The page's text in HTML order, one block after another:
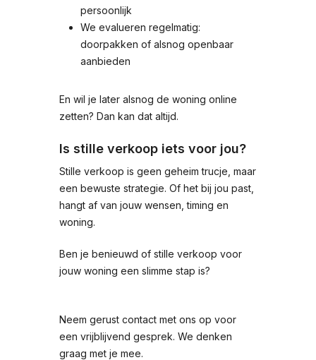
persoonlijk
We evalueren regelmatig:
doorpakken of alsnog openbaar
aanbieden
En wil je later alsnog de woning online
zetten? Dan kan dat altijd.
Is stille verkoop iets voor jou?
Stille verkoop is geen geheim trucje, maar
een bewuste strategie. Of het bij jou past,
hangt af van jouw wensen, timing en
woning.
Ben je benieuwd of stille verkoop voor
jouw woning een slimme stap is?
Neem gerust contact met ons op voor
een vrijblijvend gesprek. We denken
graag met je mee.